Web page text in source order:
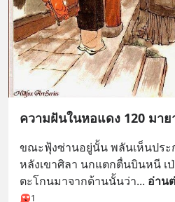
ความฝันในหอแดง 120 มาย
ขณะฟุ้งซ่านอยู่นั้น พลันเห็นประ
หลังเขาศิลา นกแตกตื่นบินหนี เ
ตะโกนมาจากด้านนั้นว่า... อ่าน
1